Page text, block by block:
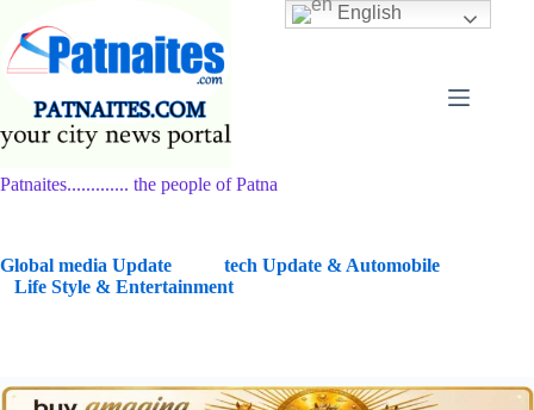
content
Patnaites............. the people of Patna
Global media Update
tech Update & Automobile
Life Style & Entertainment
English